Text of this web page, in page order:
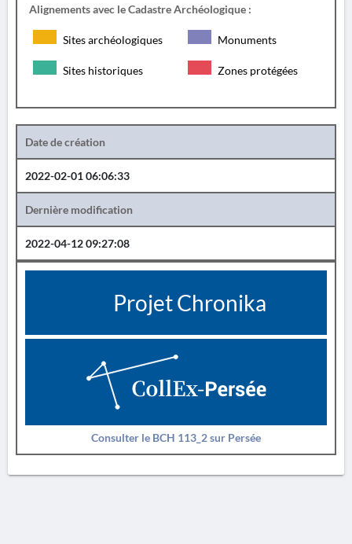
Alignements avec le Cadastre Archéologique :
Sites archéologiques Monuments
Sites historiques Zones protégées
Date de création
2022-02-01 06:06:33
Dernière modification
2022-04-12 09:27:08
Projet Chronika
Consulter le BCH 113_2 sur Persée